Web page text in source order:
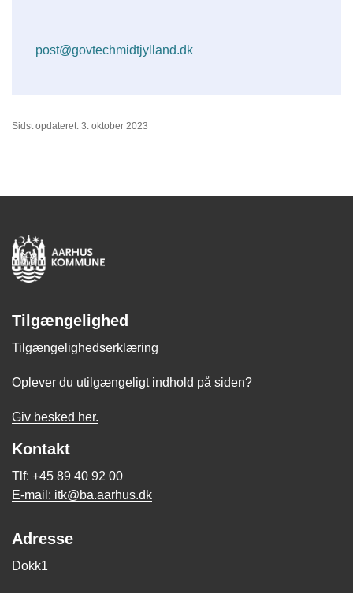
post@govtechmidtjylland.dk
Sidst opdateret: 3. oktober 2023
Tilgængelighed
Tilgængelighedserklæring
Oplever du utilgængeligt indhold på siden?
Giv besked her.
Kontakt
Tlf: +45 89 40 92 00
E-mail: itk@ba.aarhus.dk
Adresse
Dokk1